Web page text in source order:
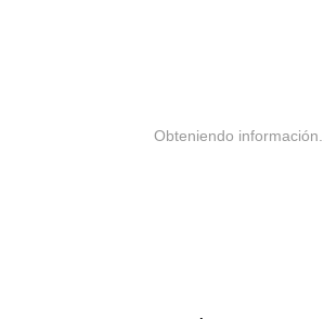
Obteniendo información...